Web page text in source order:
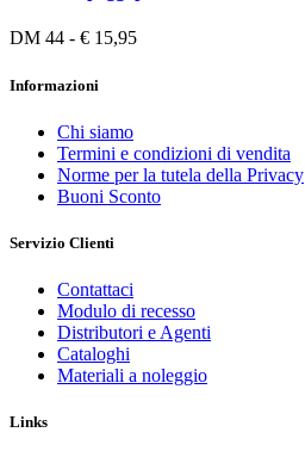
DM 44 - € 15,95
Informazioni
Chi siamo
Termini e condizioni di vendita
Norme per la tutela della Privacy
Buoni Sconto
Servizio Clienti
Contattaci
Modulo di recesso
Distributori e Agenti
Cataloghi
Materiali a noleggio
Links